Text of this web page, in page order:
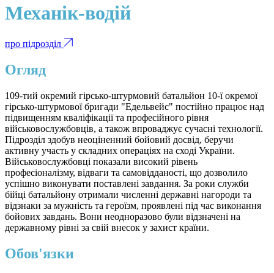
Механік-водій
про підрозділ
Огляд
109-тий окремий гірсько-штурмовий батальйон 10-ї окремої
гірсько-штурмової бригади "Едельвейс" постійно працює над
підвищенням кваліфікації та професійного рівня
військовослужбовців, а також впроваджує сучасні технології.
Підрозділ здобув неоціненний бойовий досвід, беручи
активну участь у складних операціях на сході України.
Військовослужбовці показали високий рівень
професіоналізму, відваги та самовідданості, що дозволило
успішно виконувати поставлені завдання. За роки служби
бійці батальйону отримали численні державні нагороди та
відзнаки за мужність та героїзм, проявлені під час виконання
бойових завдань. Вони неодноразово були відзначені на
державному рівні за свій внесок у захист країни.
Обов'язки